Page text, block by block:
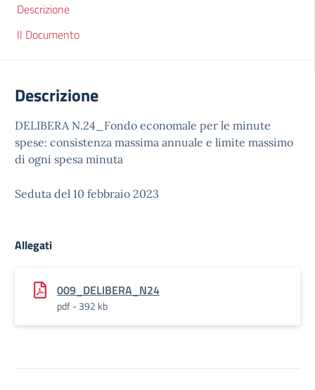
Descrizione
Il Documento
Descrizione
DELIBERA N.24_Fondo economale per le minute
spese: consistenza massima annuale e limite massimo
di ogni spesa minuta
Seduta del 10 febbraio 2023
Allegati
009_DELIBERA_N24
pdf - 392 kb